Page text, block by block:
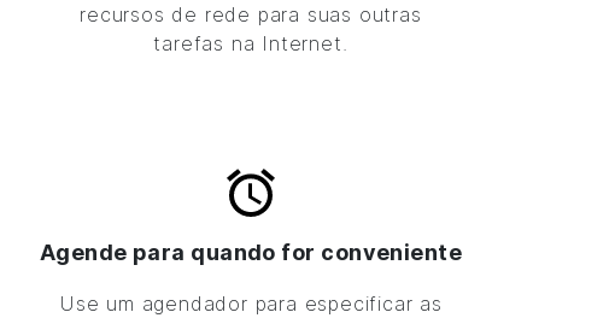
recursos de rede para suas outras
tarefas na Internet.
Agende para quando for conveniente
Use um agendador para especificar as